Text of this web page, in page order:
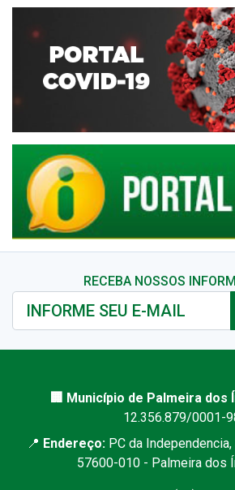
RECEBA NOSSOS
🏢 Município de Palmeira dos
12.356.879/0001-
📍 Endereço: PC da
57600-010 - Palmeira dos